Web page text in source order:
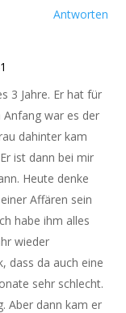
Antworten
3 Jahre. Er hat für
Anfang war es der
dahinter kam
ist dann bei mir
Heute denke
Affären sein
habe ihm alles
wieder
dass da auch eine
sehr schlecht.
Aber dann kam er